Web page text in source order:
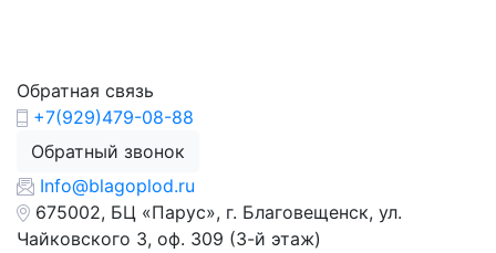
Обратная связь
+7(929)479-08-88
Обратный звонок
Info@blagoplod.ru
675002, БЦ «Парус», г. Благовещенск, ул.
Чайковского 3, оф. 309 (3-й этаж)